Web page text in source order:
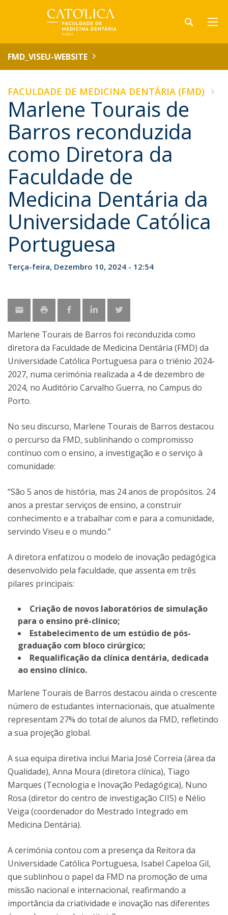
FMD_VISEU-WEBSITE
FACULDADE DE MEDICINA DENTÁRIA (FMD)
Marlene Tourais de
Barros reconduzida
como Diretora da
Faculdade de
Medicina Dentária da
Universidade Católica
Portuguesa
Terça-feira, Dezembro 10, 2024 - 12:54
Marlene Tourais de Barros foi reconduzida como
diretora da Faculdade de Medicina Dentária (FMD) da
Universidade Católica Portuguesa para o triénio 2024-
2027, numa cerimónia realizada a 4 de dezembro de
2024, no Auditório Carvalho Guerra, no Campus do
Porto.
No seu discurso, Marlene Tourais de Barros destacou
o percurso da FMD, sublinhando o compromisso
contínuo com o ensino, a investigação e o serviço à
comunidade:
“São 5 anos de história, mas 24 anos de propósitos. 24
anos a prestar serviços de ensino, a construir
conhecimento e a trabalhar com e para a comunidade,
servindo Viseu e o mundo.”
A diretora enfatizou o modelo de inovação pedagógica
desenvolvido pela faculdade, que assenta em três
pilares principais:
Criação de novos laboratórios de simulação
para o ensino pré-clínico;
Estabelecimento de um estúdio de pós-
graduação com bloco cirúrgico;
Requalificação da clínica dentária, dedicada
ao ensino clínico.
Marlene Tourais de Barros destacou ainda o crescente
número de estudantes internacionais, que atualmente
representam 27% do total de alunos da FMD, refletindo
a sua projeção global.
A sua equipa diretiva inclui Maria José Correia (área da
Qualidade), Anna Moura (diretora clínica), Tiago
Marques (Tecnologia e Inovação Pedagógica), Nuno
Rosa (diretor do centro de investigação CIIS) e Nélio
Veiga (coordenador do Mestrado Integrado em
Medicina Dentária).
A cerimónia contou com a presença da Reitora da
Universidade Católica Portuguesa, Isabel Capeloa Gil,
que sublinhou o papel da FMD na promoção de uma
missão nacional e internacional, reafirmando a
importância da criatividade e inovação nas diferentes